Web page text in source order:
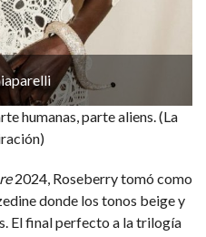
humanas, parte aliens. (La
2024, Roseberry tomó como
donde los tonos beige y
El final perfecto a la trilogía